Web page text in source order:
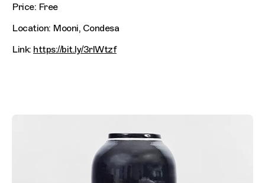
Price: Free
Location: Mooni, Condesa
Link: https://bit.ly/3rlWtzf